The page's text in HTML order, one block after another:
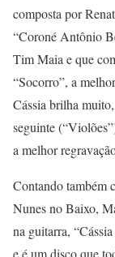
composta por
“Coroné Antônio
Tim Maia e que
“Socorro”, a
Cássia brilha
seguinte
a melhor
Contando também
Nunes no Baixo,
na guitarra,
e é um disco que